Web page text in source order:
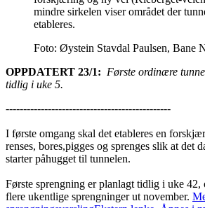
mindre sirkelen viser området der
etableres.
Foto: Øystein Stavdal Paulsen, Bane
OPPDATERT 23/1: Første ordinære
tidlig i uke 5.
-----------------------------------------------
I første omgang skal det etableres en
renses, bores,pigges og sprenges slik at det
starter påhugget til tunnelen.
Første sprengning er planlagt tidlig i uke
flere ukentlige sprengninger ut november.